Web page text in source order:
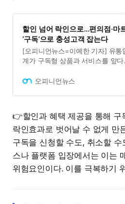
할인 넘어 락인으로…편의점·마
‘구독’으로 충성고객 잡는다
[오피니언뉴스=이예한 기자] 유통
계가 구독형 상품과 서비스를 앞다
으로 나서고 있다. 고물가·고금리 기
새로운 마케팅 수단으로 부상하고
다.이마트24는 SK텔레콤의 구독
랫폼 ‘T 우주’와 손잡고, 생활밀착
할인 혜택을 강조한 ‘T 우주패스 올
브영&스타벅스&이마트24’를 출시
다. 해당 패스를 구독하면 월 9,900
오피니언뉴스
👉할인과 혜택 제공을 통해 구
락인효과로 벗어날 수 없게 만
구독을 신청할 수도, 취소할 수
스나 플랫폼 입장에서는 이는
위험요인이다. 이를 극복하기